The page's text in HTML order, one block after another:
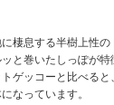
棲息する半樹上性の
と巻いたしっぽが特
ゲッコーと比べると
なっています。